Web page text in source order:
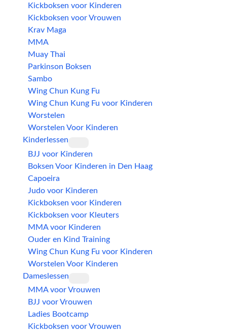
Kickboksen voor Kinderen
Kickboksen voor Vrouwen
Krav Maga
MMA
Muay Thai
Parkinson Boksen
Sambo
Wing Chun Kung Fu
Wing Chun Kung Fu voor Kinderen
Worstelen
Worstelen Voor Kinderen
Kinderlessen
BJJ voor Kinderen
Boksen Voor Kinderen in Den Haag
Capoeira
Judo voor Kinderen
Kickboksen voor Kinderen
Kickboksen voor Kleuters
MMA voor Kinderen
Ouder en Kind Training
Wing Chun Kung Fu voor Kinderen
Worstelen Voor Kinderen
Dameslessen
MMA voor Vrouwen
BJJ voor Vrouwen
Ladies Bootcamp
Kickboksen voor Vrouwen